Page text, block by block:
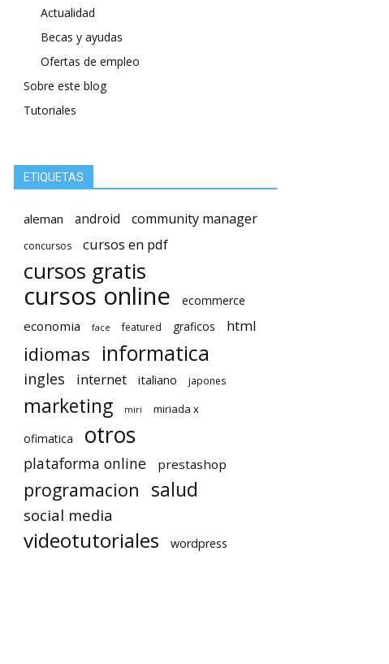
Actualidad
Becas y ayudas
Ofertas de empleo
Sobre este blog
Tutoriales
ETIQUETAS
aleman android community manager
concursos cursos en pdf
cursos gratis
cursos online ecommerce
economia face featured graficos html
idiomas informatica
ingles internet italiano japones
marketing miri miriada x
ofimatica otros
plataforma online prestashop
programacion salud
social media
videotutoriales wordpress